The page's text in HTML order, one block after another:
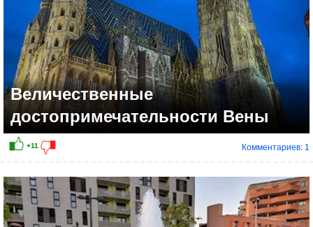
+10
Величественные
достопримечательности Вены
Комментариев: 1